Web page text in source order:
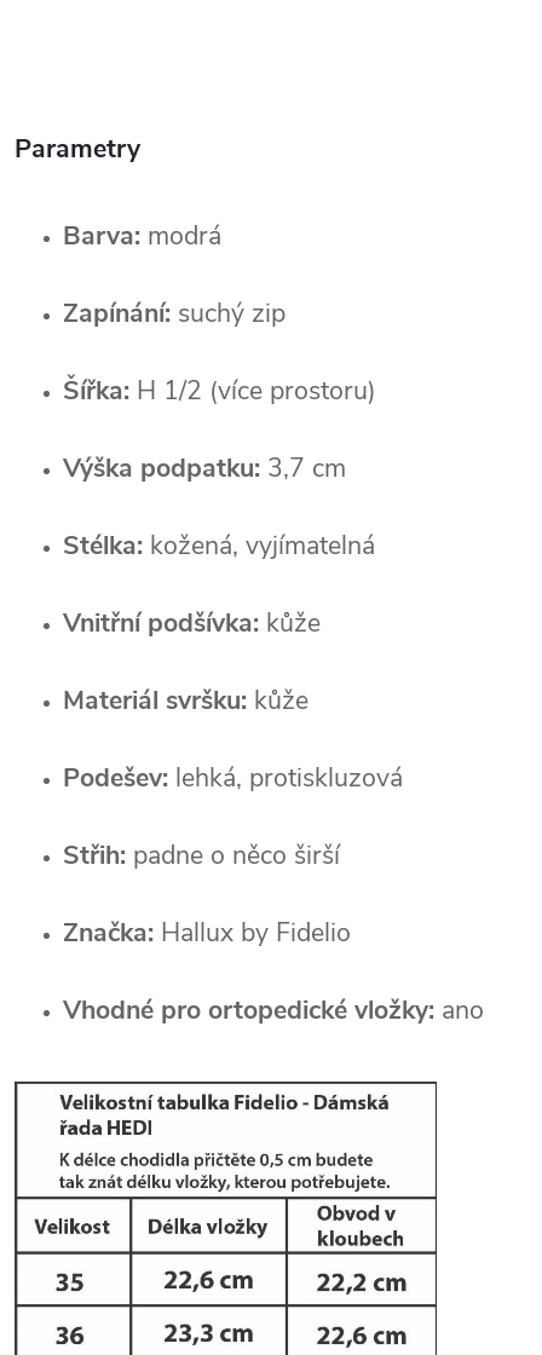
Parametry
Barva: modrá
Zapínání: suchý zip
Šířka: H 1/2 (více prostoru)
Výška podpatku: 3,7 cm
Stélka: kožená, vyjímatelná
Vnitřní podšívka: kůže
Materiál svršku: kůže
Podešev: lehká, protiskluzová
Střih: padne o něco širší
Značka: Hallux by Fidelio
Vhodné pro ortopedické vložky: ano